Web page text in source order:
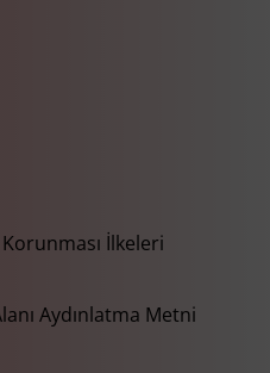
İlkeleri
Aydınlatma Metni